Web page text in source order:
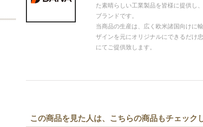
た素晴らしい工業製品を皆様に提供し
ブランドです。
当商品の生産は、広く欧米諸国向けに
ザインを元にオリジナルにできるだけ
にてご提供致します。
この商品を見た人は、こちらの商品もチェック